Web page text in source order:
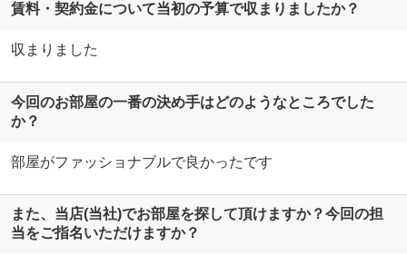
賃料・契約金について当初の予算で収まりましたか？
収まりました
今回のお部屋の一番の決め手はどのようなところでした
か？
部屋がファッショナブルで良かったです
また、当店(当社)でお部屋を探して頂けますか？今回の担
当をご指名いただけますか？